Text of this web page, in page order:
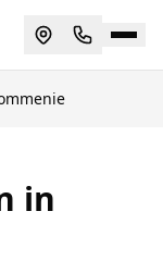
in